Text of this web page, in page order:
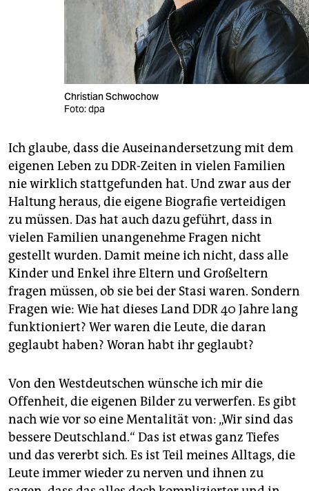
Christian Schwochow
Foto: dpa
Ich glaube, dass die Ausein­andersetzung mit dem
eigenen Leben zu DDR-Zeiten in vielen Familien
nie wirklich stattgefunden hat. Und zwar aus der
Haltung heraus, die eigene Biografie verteidigen
zu müssen. Das hat auch dazu geführt, dass in
vielen Familien unangenehme Fragen nicht
gestellt wurden. Damit meine ich nicht, dass alle
Kinder und Enkel ihre Eltern und Großeltern
fragen müssen, ob sie bei der Stasi waren. Sondern
Fragen wie: Wie hat dieses Land DDR 40 Jahre lang
funktioniert? Wer waren die Leute, die daran
geglaubt haben? Woran habt ihr geglaubt?
Von den Westdeutschen wünsche ich mir die
Offenheit, die eigenen Bilder zu verwerfen. Es gibt
nach wie vor so eine Mentalität von: „Wir sind das
bessere Deutschland.“ Das ist etwas ganz Tiefes
und das vererbt sich. Es ist Teil meines Alltags, die
Leute immer wieder zu nerven und ihnen zu